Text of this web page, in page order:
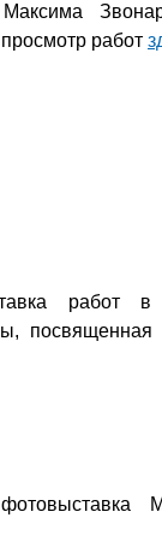
работ
работ в
посвященная